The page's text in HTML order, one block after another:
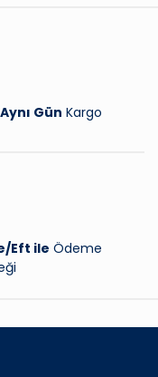
Aynı Gün Kargo
Eft ile Ödeme